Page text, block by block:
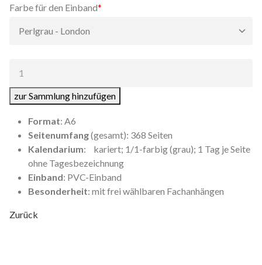
Pflichtfeld
Farbe für den Einband*
zur Sammlung hinzufügen
Format: A6
Seitenumfang(gesamt): 368 Seiten
Kalendarium: kariert; 1/1-farbig (grau); 1 Tag je Seite
ohne Tagesbezeichnung
Einband: PVC-Einband
Besonderheit: mit frei wählbaren Fachanhängen
Zurück